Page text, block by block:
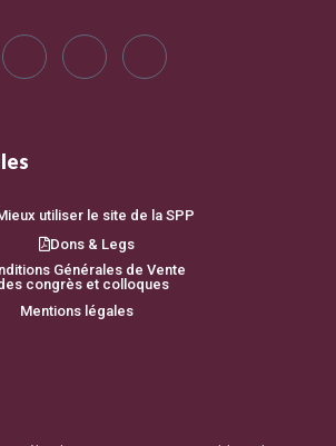
utiliser le site de la SPP
Dons & Legs
Générales de Vente
congrès et colloques
Mentions légales